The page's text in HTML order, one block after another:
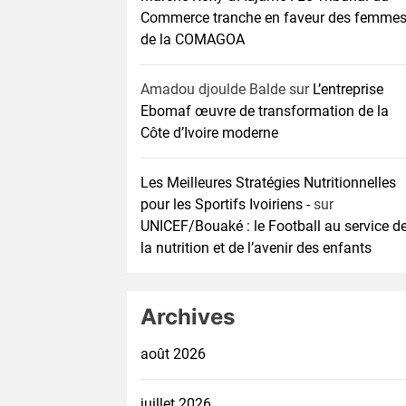
Commerce tranche en faveur des femmes
de la COMAGOA
Amadou djoulde Balde sur L’entreprise
Ebomaf œuvre de transformation de la
Côte d’Ivoire moderne
Les Meilleures Stratégies Nutritionnelles
pour les Sportifs Ivoiriens -sur
UNICEF/Bouaké : le Football au service
la nutrition et de l’avenir des enfants
Archives
août 2026